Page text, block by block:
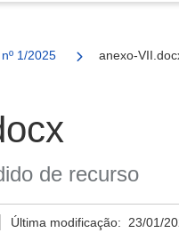
1/2025 anexo-
de recurso
Última modificação: 23/01/